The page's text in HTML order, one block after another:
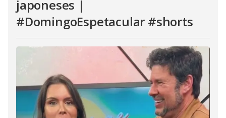
japoneses |
#DomingoEspetacular #shorts